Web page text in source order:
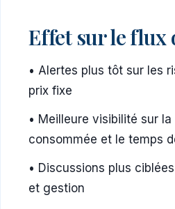
Effet sur le flux
• Alertes plus tôt sur les
prix fixe
• Meilleure visibilité sur
consommée et le temps
• Discussions plus
et gestion